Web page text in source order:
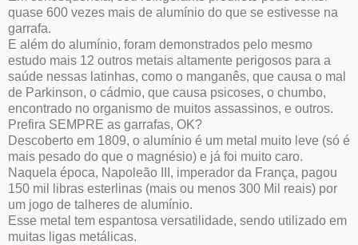
quase 600 vezes mais de alumínio do que se estivesse na
garrafa.
E além do alumínio, foram demonstrados pelo mesmo
estudo mais 12 outros metais altamente perigosos para a
saúde nessas latinhas, como o manganês, que causa o mal
de Parkinson, o cádmio, que causa psicoses, o chumbo,
encontrado no organismo de muitos assassinos, e outros.
Prefira SEMPRE as garrafas, OK?
Descoberto em 1809, o alumínio é um metal muito leve (só é
mais pesado do que o magnésio) e já foi muito caro.
Naquela época, Napoleão III, imperador da França, pagou
150 mil libras esterlinas (mais ou menos 300 Mil reais) por
um jogo de talheres de alumínio.
Esse metal tem espantosa versatilidade, sendo utilizado em
muitas ligas metálicas.